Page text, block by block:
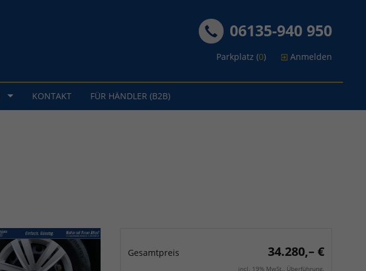
06135-940 950
Parkplatz (0) Anmelden
KONTAKT FÜR HÄNDLER (B2B)
Gesamtpreis 34.280,– €
incl. 19% MwSt., Überführung.